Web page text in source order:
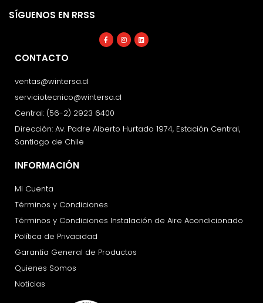
SÍGUENOS EN RRSS
Facebook-
f
Instagram
Linkedin
CONTACTO
ventas@wintersa.cl
serviciotecnico@wintersa.cl
Central: (56-2) 2923 6400
Dirección: Av. Padre Alberto Hurtado 1974, Estación Central,
Santiago de Chile
INFORMACIÓN
Mi Cuenta
Términos y Condiciones
Términos y Condiciones Instalación de Aire Acondicionado
Política de Privacidad
Garantía General de Productos
Quienes Somos
Noticias